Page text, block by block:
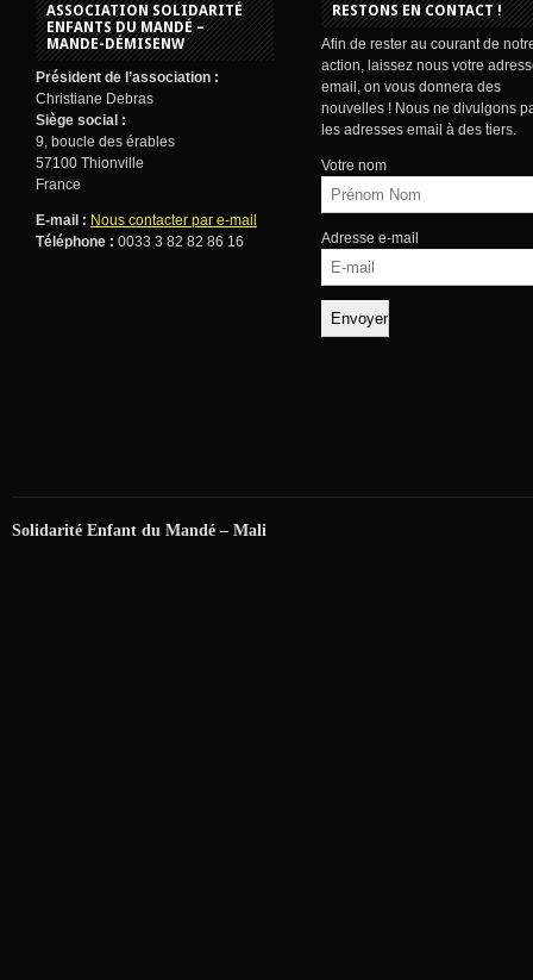
ASSOCIATION SOLIDARITÉ
ENFANTS DU MANDÉ –
MANDE-DÉMISENW
Président de l’association :
Christiane Debras
Siège social :
9, boucle des érables
57100 Thionville
France
E-mail : Nous contacter par e-mail
Téléphone : 0033 3 82 82 86 16
RESTONS EN CONTACT !
Afin de rester au courant de
action, laissez nous votre
email, on vous donnera des
nouvelles ! Nous ne divulgons
les adresses email à des tiers.
Votre nom
Adresse e-mail
Solidarité Enfant du Mandé – Mali